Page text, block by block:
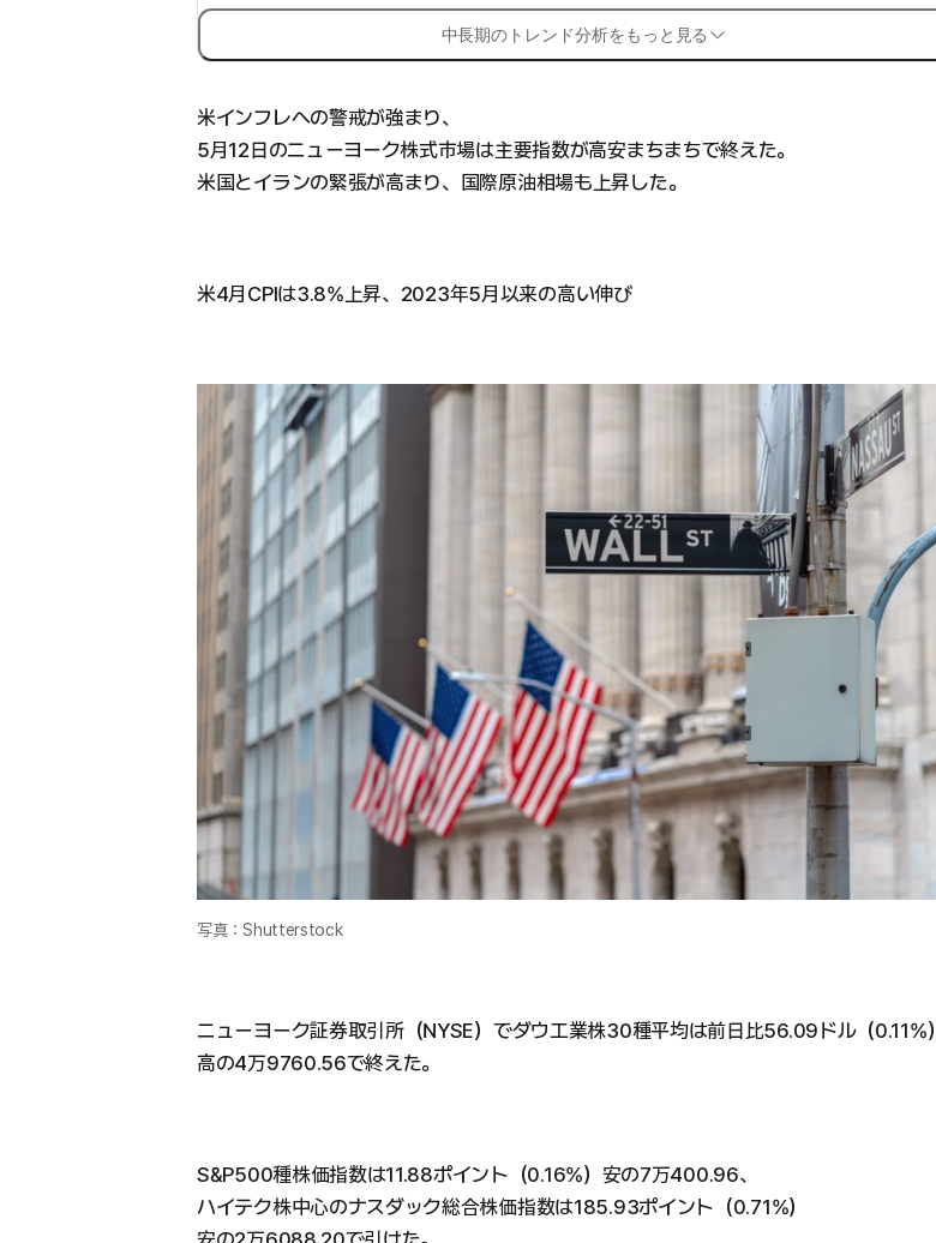
中長期のトレンド分析をもっと見る
米インフレへの警戒が強まり、
5月12日のニューヨーク株式市場は主要指数が高安まちまちで終えた。
米国とイランの緊張が高まり、国際原油相場も上昇した。
米4月CPIは3.8%上昇、2023年5月以来の高い伸び
写真：Shutterstock
ニューヨーク証券取引所（NYSE）でダウ工業株30種平均は前日比56.09ドル（0.11%）
高の4万9760.56で終えた。
S&P500種株価指数は11.88ポイント（0.16%）安の7万400.96、
ハイテク株中心のナスダック総合株価指数は185.93ポイント（0.71%）